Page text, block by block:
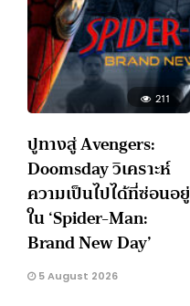
211
ปูทางสู่ Avengers:
Doomsday วิเคราะห์
ความเป็นไปได้ที่ซ่อนอยู่
ใน ‘Spider-Man:
Brand New Day’
5 August 2026